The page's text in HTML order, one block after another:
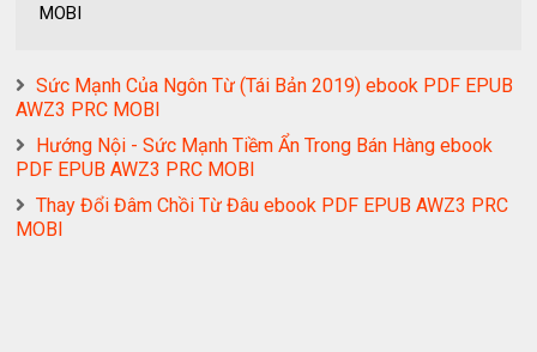
MOBI
Sức Mạnh Của Ngôn Từ (Tái Bản 2019) ebook PDF EPUB
AWZ3 PRC MOBI
Hướng Nội - Sức Mạnh Tiềm Ẩn Trong Bán Hàng ebook
PDF EPUB AWZ3 PRC MOBI
Thay Đổi Đâm Chồi Từ Đâu ebook PDF EPUB AWZ3 PRC
MOBI